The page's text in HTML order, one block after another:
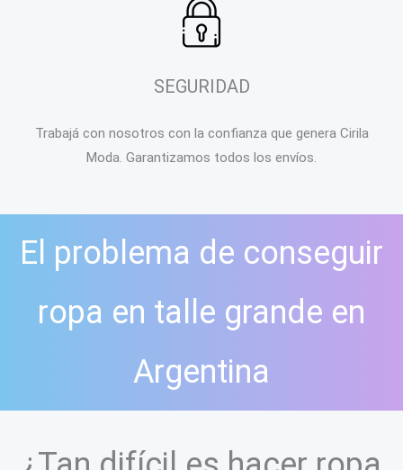
SEGURIDAD
Trabajá con nosotros con la confianza que genera Cirila
Moda. Garantizamos todos los envíos.
El problema de conseguir
ropa en talle grande en
Argentina